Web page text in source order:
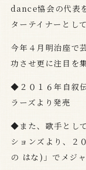
dance協会の代表
ターテイナーとし
今年４月明治座で
功させ更に注目を
◆２０１６年自叙
ラーズより発売
◆また、歌手とし
ションズより、２
の はな)」でメジャ